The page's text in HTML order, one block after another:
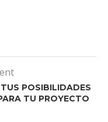
POSIBILIDADES
TU PROYECTO